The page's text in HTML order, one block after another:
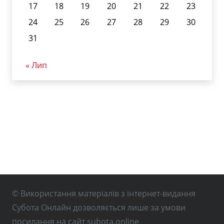
17
18 19 20 21 22
23
24
25 26 27 28 29
30
31
« Лип
© Використання матеріалів з інтернет-видання
Субота Онлайн дозволяється лише за умови
посилання на сайт subota.online